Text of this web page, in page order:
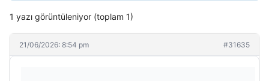
1 yazı görüntüleniyor (toplam 1)
21/06/2026: 8:54 pm #31635